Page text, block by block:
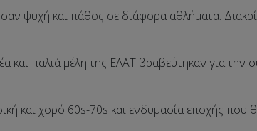
ψυχή και πάθος σε διάφορα αθλήματα.
παλιά μέλη της ΕΛΑΤ βραβεύτηκαν για την
και χορό 60s-70s και ενδυμασία εποχής που